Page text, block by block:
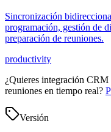
Sincronización
programación, gestión de
preparación de reuniones.
productivity
¿Quieres integración
reuniones en tiempo real?
Versión